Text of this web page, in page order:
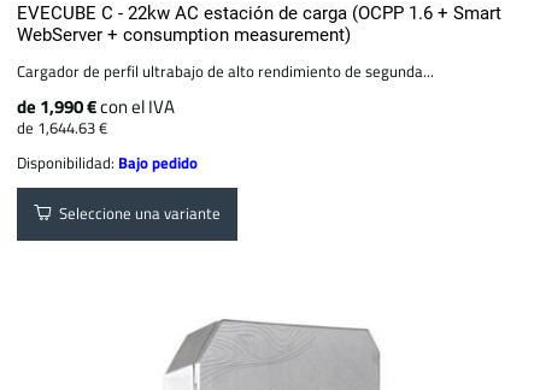
EVECUBE C - 22kw AC estación de carga (OCPP 1.6 + Smart
WebServer + consumption measurement)
Cargador de perfil ultrabajo de alto rendimiento de segunda...
de 1,990 €con el IVA
de 1,644.63 €
Disponibilidad: Bajo pedido
Seleccione una variante